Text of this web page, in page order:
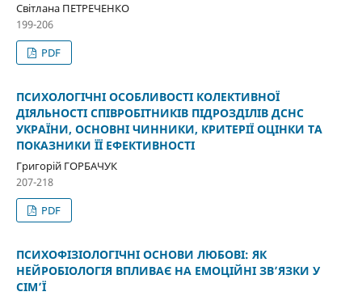
Світлана ПЕТРЕЧЕНКО
199-206
PDF
ПСИХОЛОГІЧНІ ОСОБЛИВОСТІ КОЛЕКТИВНОЇ
ДІЯЛЬНОСТІ СПІВРОБІТНИКІВ ПІДРОЗДІЛІВ ДСНС
УКРАЇНИ, ОСНОВНІ ЧИННИКИ, КРИТЕРІЇ ОЦІНКИ ТА
ПОКАЗНИКИ ЇЇ ЕФЕКТИВНОСТІ
Григорій ГОРБАЧУК
207-218
PDF
ПСИХОФІЗІОЛОГІЧНІ ОСНОВИ ЛЮБОВІ: ЯК
НЕЙРОБІОЛОГІЯ ВПЛИВАЄ НА ЕМОЦІЙНІ ЗВ’ЯЗКИ У
СІМ’Ї